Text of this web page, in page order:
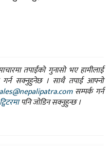
तपाईंको गुनासो भए हामीलाई
सक्नुहुनेछ । साथै तपाई आफ्नो
सम्पर्क गर्न
ट्विटरमापनि जोडिन सक्नुहुन्छ ।